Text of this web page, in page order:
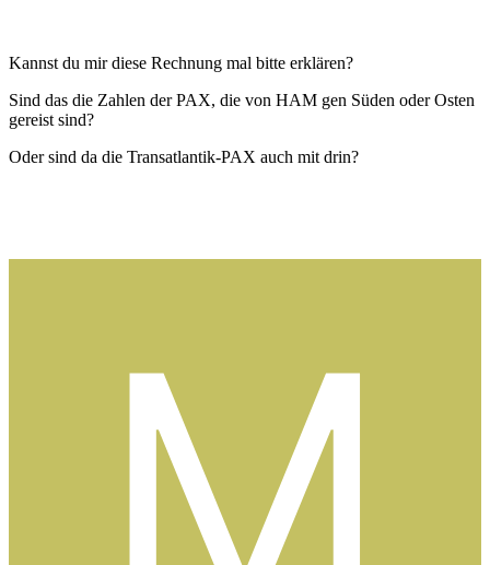
Kannst du mir diese Rechnung mal bitte erklären?
Sind das die Zahlen der PAX, die von HAM gen Süden oder Osten
gereist sind?
Oder sind da die Transatlantik-PAX auch mit drin?